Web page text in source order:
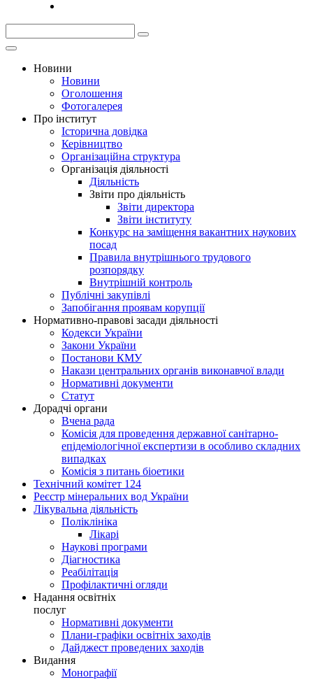
Новини
Новини
Оголошення
Фотогалерея
Про інститут
Історична довідка
Керівництво
Організаційна структура
Організація діяльності
Діяльність
Звіти про діяльність
Звіти директора
Звіти інституту
Конкурс на заміщення вакантних наукових
посад
Правила внутрішнього трудового
розпорядку
Внутрішній контроль
Публічні закупівлі
Запобігання проявам корупції
Нормативно-правові засади діяльності
Кодекси України
Закони України
Постанови КМУ
Накази центральних органів виконавчої влади
Нормативні документи
Статут
Дорадчі органи
Вчена рада
Комісія для проведення державної санітарно-
епідеміологічної експертизи в особливо складних
випадках
Комісія з питань біоетики
Технічний комітет 124
Реєстр мінеральних вод України
Лікувальна діяльність
Поліклініка
Лікарі
Наукові програми
Діагностика
Реабілітація
Профілактичні огляди
Надання освітніх
послуг
Нормативні документи
Плани-графіки освітніх заходів
Дайджест проведених заходів
Видання
Монографії